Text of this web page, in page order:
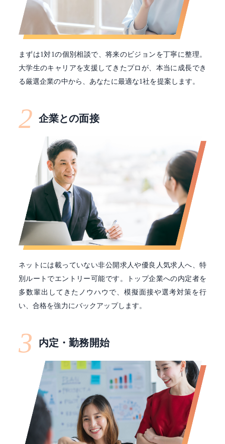
まずは1対1の個別相談で、将来のビジョンを丁寧に整理。
大学生のキャリアを支援してきたプロが、本当に成長でき
る厳選企業の中から、あなたに最適な1社を提案します。
2 企業との面接
ネットには載っていない非公開求人や優良人気求人へ、特
別ルートでエントリー可能です。トップ企業への内定者を
多数輩出してきたノウハウで、模擬面接や選考対策を行
い、合格を強力にバックアップします。
3 内定・勤務開始